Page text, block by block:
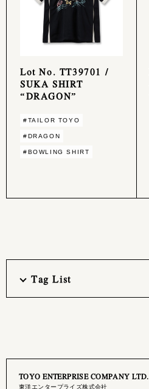
Lot No. TT39701 /
SUKA SHIRT
“DRAGON”
#TAILOR TOYO
#DRAGON
#BOWLING SHIRT
Tag List
TOYO ENTERPRISE COMPANY LTD.
東洋エンタープライズ株式会社